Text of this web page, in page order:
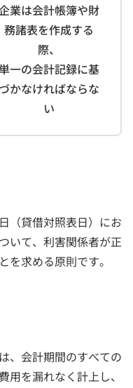
業は会計帳簿や財
務諸表を作成する
際、
一の会計記録に基
づかなければならな
い
（貸借対照表日）にお
いて、利害関係者が正
を求める原則です。
、会計期間のすべての
用を漏れなく計上し、